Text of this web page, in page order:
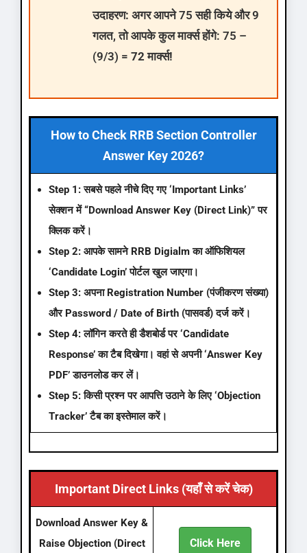
उदाहरण: अगर आपने 75 सही किये और 9
गलत, तो आपके कुल मार्क्स होंगे: 75 –
(9/3) = 72 मार्क्स!
How to Check RRB Section Controller
Answer Key 2026?
Step 1:सबसे पहले नीचे दिए गए ‘Important Links’
सेक्शन में“Download Answer Key (Direct Link)”पर
क्लिक करें।
Step 2: आपके सामने RRB Digialm का ऑफिशियल
‘Candidate Login’ पोर्टल खुल जाएगा।
Step 3: अपना Registration Number (पंजीकरण संख्या)
और Password / Date of Birth (पासवर्ड) दर्ज करें।
Step 4:लॉगिन करते ही डैशबोर्ड पर ‘Candidate
Response’ का टैब दिखेगा। वहां से अपनी ‘Answer Key
PDF’ डाउनलोड कर लें।
Step 5:किसी प्रश्न पर आपत्ति उठाने के लिए‘Objection
Tracker’टैब का इस्तेमाल करें।
Important Direct Links (यहाँ से करें चेक)
Download Answer Key &
Raise Objection (Direct
Click Here